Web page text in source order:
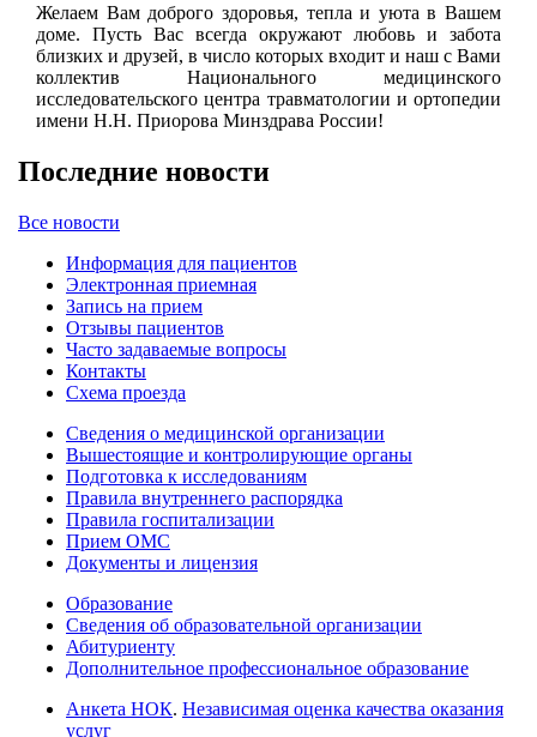
Желаем Вам доброго здоровья, тепла и уюта в Вашем
доме. Пусть Вас всегда окружают любовь и забота
близких и друзей, в число которых входит и наш с Вами
коллектив Национального медицинского
исследовательского центра травматологии и ортопедии
имени Н.Н. Приорова Минздрава России!
Последние новости
Все новости
Информация для пациентов
Электронная приемная
Запись на прием
Отзывы пациентов
Часто задаваемые вопросы
Контакты
Схема проезда
Сведения о медицинской организации
Вышестоящие и контролирующие органы
Подготовка к исследованиям
Правила внутреннего распорядка
Правила госпитализации
Прием ОМС
Документы и лицензия
Образование
Сведения об образовательной организации
Абитуриенту
Дополнительное профессиональное образование
Анкета НОК. Независимая оценка качества оказания
услуг